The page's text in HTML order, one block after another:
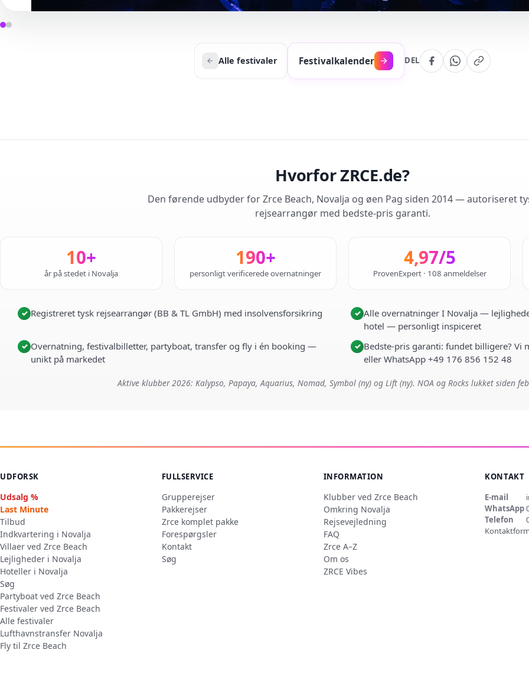
Alle festivaler Festivalkalender DEL
Hvorfor ZRCE.de?
Den førende udbyder for Zrce Beach, Novalja og øen Pag siden 2014 — autoriseret
rejsearrangør med bedste-pris garanti.
10+
år på stedet i Novalja
190+
personligt verificerede overnatninger
4,97/5
ProvenExpert · 108 anmeldelser
✓ Registreret tysk rejsearrangør (BB & TL GmbH) med insolvensforsikring ✓ Alle overnatninger I Novalja —
hotel — personligt inspiceret
✓ Overnatning, festivalbilletter, partyboat, transfer og fly i én booking —
unikt på markedet
✓ Bedste-pris garanti: fundet billigere? Vi
eller WhatsApp +49 176 856 152 48
Aktive klubber 2026: Kalypso, Papaya, Aquarius, Nomad, Symbol (ny) og Lift (ny). NOA og Rocks lukket siden
UDFORSK
Udsalg %
Last Minute
Tilbud
Indkvartering i Novalja
Villaer ved Zrce Beach
Lejligheder i Novalja
Hoteller i Novalja
Søg
Partyboat ved Zrce Beach
Festivaler ved Zrce Beach
Alle festivaler
Lufthavnstransfer Novalja
Fly til Zrce Beach
FULLSERVICE
Grupperejser
Pakkerejser
Zrce komplet pakke
Forespørgsler
Kontakt
Søg
INFORMATION
Klubber ved Zrce Beach
Omkring Novalja
Rejsevejledning
FAQ
Zrce A–Z
Om os
ZRCE Vibes
KONTAKT
E-mail
WhatsApp
Telefon